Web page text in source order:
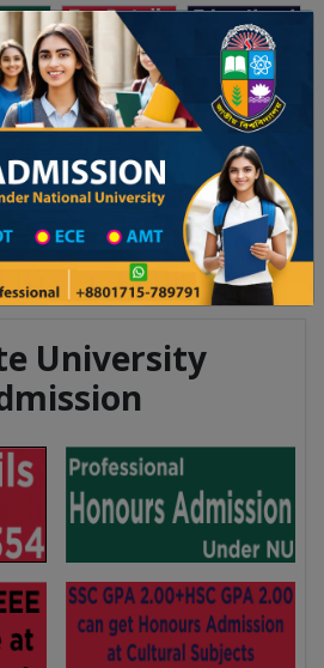
অনার্স ভর্তি প্রফেশনাল অনার্স
বিজ্ঞপ্তি ঢাকা বিশ্ববিদ্যালয় ২০২৫-২৬
Madrasah in Kurigram District
Madrasah Information
University